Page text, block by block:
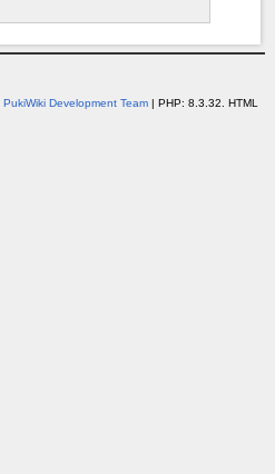
PukiWiki Development Team| PHP: 8.3.32. HTML